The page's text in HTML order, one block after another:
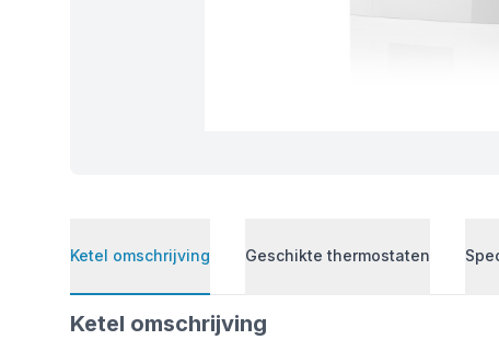
Ketel omschrijving Geschikte thermostaten
Ketel omschrijving